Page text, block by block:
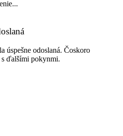
úspešne odoslaná. Čoskoro
ďalšími pokynmi.